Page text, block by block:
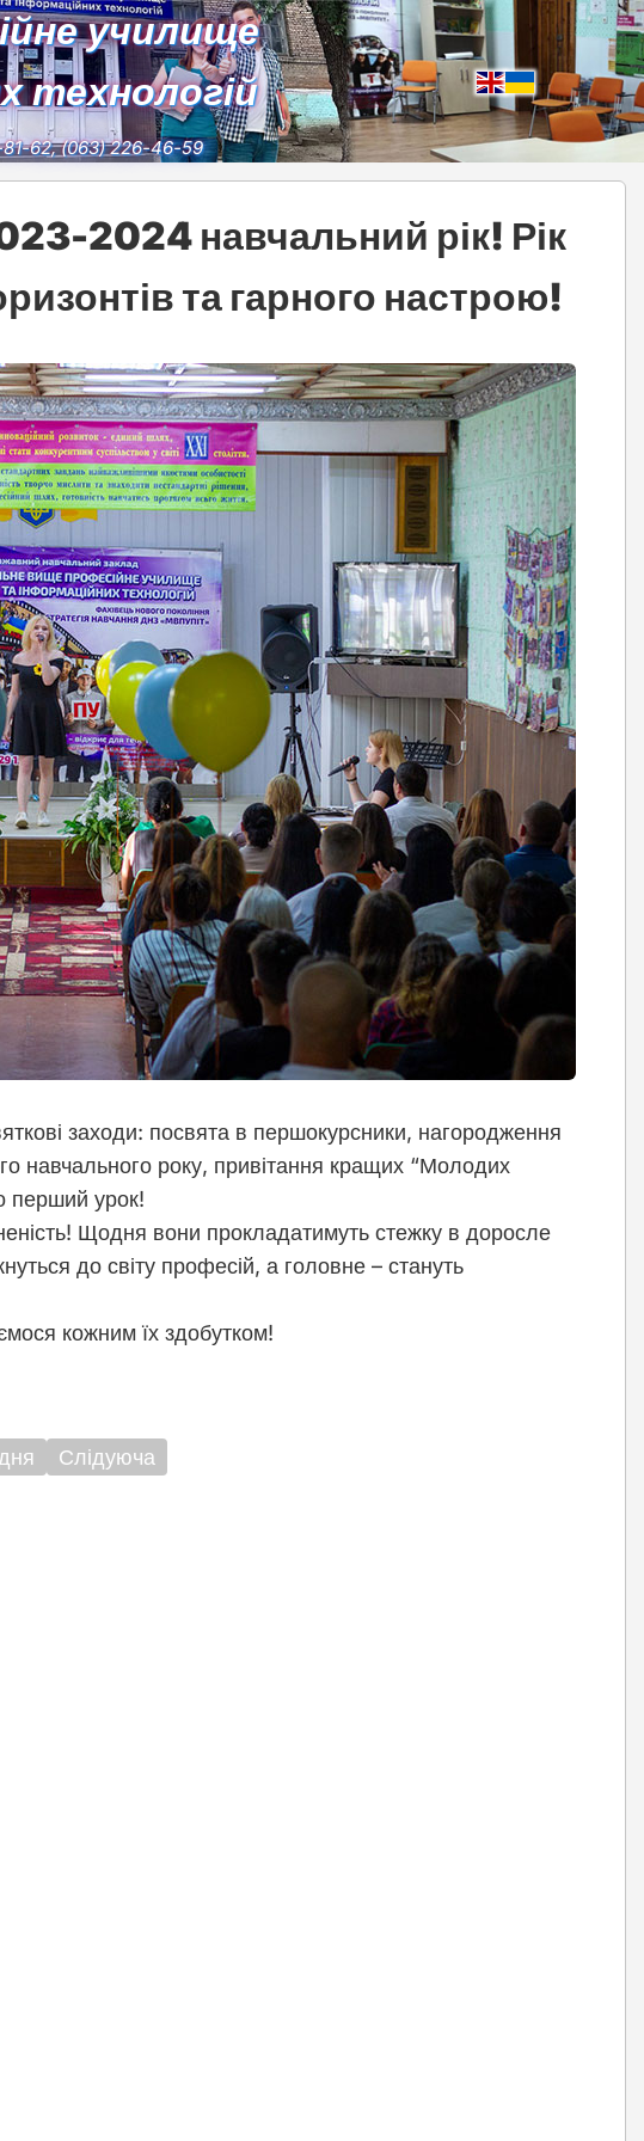
училище
технологій
81-62, (063) 226-46-59
2024 навчальний рік! Рік
та гарного настрою!
заходи: посвята в першокурсники, нагородження
навчального року, привітання кращих “Молодих
перший урок!
Щодня вони прокладатимуть стежку в доросле
до світу професій, а головне – стануть
кожним їх здобутком!
Слідуюча